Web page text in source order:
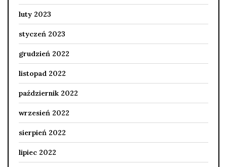
luty 2023
styczeń 2023
grudzień 2022
listopad 2022
październik 2022
wrzesień 2022
sierpień 2022
lipiec 2022